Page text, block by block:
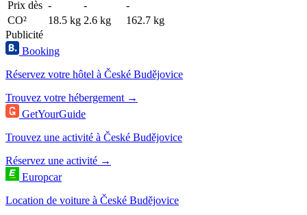
Prix dès - -
-
CO²
18.5 kg 2.6 kg
162.7 kg
Publicité
Booking
Réservez votre hôtel à České Budějovice
Trouvez votre hébergement →
GetYourGuide
Trouvez une activité à České Budějovice
Réservez une activité →
Europcar
Location de voiture à České Budějovice